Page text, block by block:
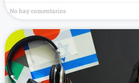
No hay comentarios